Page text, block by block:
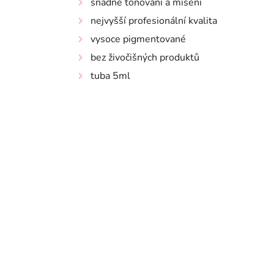
nejvyšší profesionální kvalita
vysoce pigmentované
bez živočišných produktů
tuba 5ml